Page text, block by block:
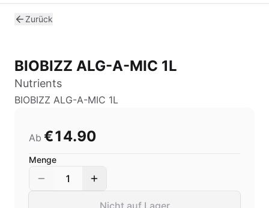
Zurück
BIOBIZZ ALG-A-MIC 1L
Nutrients
BIOBIZZ ALG-A-MIC 1L
Ab €14.90
Menge
1
Nicht auf Lager